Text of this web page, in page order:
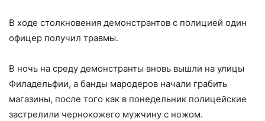
В ходе столкновения демонстрантов с полицией один
офицер получил травмы.
В ночь на среду демонстранты вновь вышли на улицы
Филадельфии, а банды мародеров начали грабить
магазины, после того как в понедельник полицейские
застрелили чернокожего мужчину с ножом.